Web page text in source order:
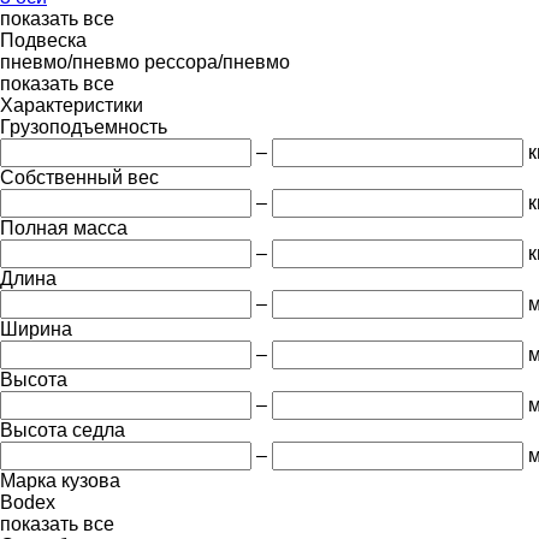
показать все
Подвеска
пневмо/пневмо рессора/пневмо
показать все
Характеристики
Грузоподъемность
–
Собственный вес
–
Полная масса
–
Длина
–
м
Ширина
–
м
Высота
–
м
Высота седла
–
Марка кузова
Bodex
показать все